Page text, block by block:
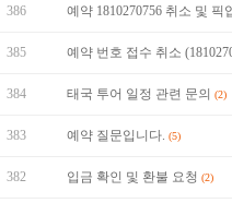
386 예약 1810270756 취소 및 픽
385 예약 번호 접수 취소
384 태국 투어 일정 관련 문의 (2)
383 예약 질문입니다. (5)
382 입금 확인 및 환불 요청 (2)